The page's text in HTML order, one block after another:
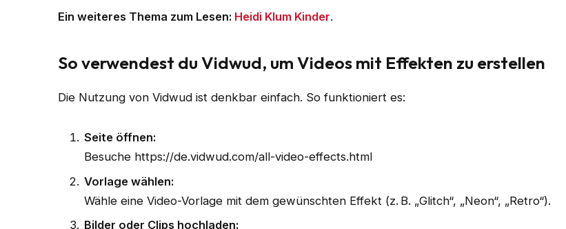
Ein weiteres Thema zum Lesen: Heidi Klum Kinder.
So verwendest du Vidwud, um Videos mit Effekten zu erstellen
Die Nutzung von Vidwud ist denkbar einfach. So funktioniert es:
Seite öffnen:
Besuche https://de.vidwud.com/all-video-effects.html
Vorlage wählen:
Wähle eine Video-Vorlage mit dem gewünschten Effekt (z. B. „Glitch“, „Neon“, „Retro“).
Bilder oder Clips hochladen: